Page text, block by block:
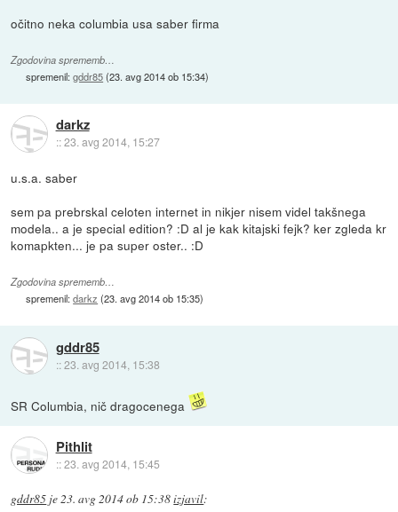
očitno neka columbia usa saber firma
Zgodovina sprememb…
spremenil:gddr85(23. avg 2014 ob 15:34)
darkz
::23. avg 2014, 15:27
u.s.a. saber
sem pa prebrskal celoten internet in nikjer nisem videl takšnega
modela.. a je special edition? :D al je kak kitajski fejk? ker zgleda kr
komapkten... je pa super oster.. :D
Zgodovina sprememb…
spremenil:darkz (23. avg 2014 ob 15:35)
gddr85
::23. avg 2014, 15:38
SR Columbia, nič dragocenega
Pithlit
::23. avg 2014, 15:45
gddr85 je23. avg 2014 ob 15:38izjavil: